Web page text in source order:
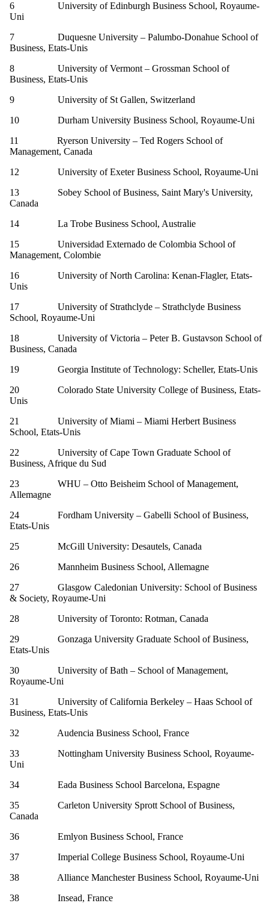
6 University of Edinburgh Business School, Royaume-
Uni
7 Duquesne University – Palumbo-Donahue School of
Business, Etats-Unis
8 University of Vermont – Grossman School of
Business, Etats-Unis
9 University of St Gallen, Switzerland
10 Durham University Business School, Royaume-Uni
11 Ryerson University – Ted Rogers School of
Management, Canada
12 University of Exeter Business School, Royaume-Uni
13 Sobey School of Business, Saint Mary's University,
Canada
14 La Trobe Business School, Australie
15 Universidad Externado de Colombia School of
Management, Colombie
16 University of North Carolina: Kenan-Flagler, Etats-
Unis
17 University of Strathclyde – Strathclyde Business
School, Royaume-Uni
18 University of Victoria – Peter B. Gustavson School of
Business, Canada
19 Georgia Institute of Technology: Scheller, Etats-Unis
20 Colorado State University College of Business, Etats-
Unis
21 University of Miami – Miami Herbert Business
School, Etats-Unis
22 University of Cape Town Graduate School of
Business, Afrique du Sud
23 WHU – Otto Beisheim School of Management,
Allemagne
24 Fordham University – Gabelli School of Business,
Etats-Unis
25 McGill University: Desautels, Canada
26 Mannheim Business School, Allemagne
27 Glasgow Caledonian University: School of Business
& Society, Royaume-Uni
28 University of Toronto: Rotman, Canada
29 Gonzaga University Graduate School of Business,
Etats-Unis
30 University of Bath – School of Management,
Royaume-Uni
31 University of California Berkeley – Haas School of
Business, Etats-Unis
32 Audencia Business School, France
33 Nottingham University Business School, Royaume-
Uni
34 Eada Business School Barcelona, Espagne
35 Carleton University Sprott School of Business,
Canada
36 Emlyon Business School, France
37 Imperial College Business School, Royaume-Uni
38 Alliance Manchester Business School, Royaume-Uni
38 Insead, France